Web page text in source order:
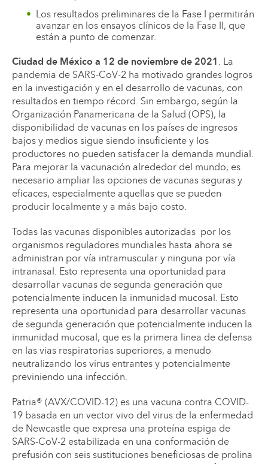
Los resultados preliminares de la Fase I permitirán
avanzar en los ensayos clínicos de la Fase II, que
están a punto de comenzar.
Ciudad de México a 12 de noviembre de 2021 . La
pandemia de SARS-CoV-2 ha motivado grandes logros
en la investigación y en el desarrollo de vacunas, con
resultados en tiempo récord. Sin embargo, según la
Organización Panamericana de la Salud (OPS), la
disponibilidad de vacunas en los países de ingresos
bajos y medios sigue siendo insuficiente y los
productores no pueden satisfacer la demanda mundial.
Para mejorar la vacunación alrededor del mundo, es
necesario ampliar las opciones de vacunas seguras y
eficaces, especialmente aquellas que se pueden
producir localmente y a más bajo costo.
Todas las vacunas disponibles autorizadas por los
organismos reguladores mundiales hasta ahora se
administran por vía intramuscular y ninguna por vía
intranasal. Esto representa una oportunidad para
desarrollar vacunas de segunda generación que
potencialmente inducen la inmunidad mucosal. Esto
representa una oportunidad para desarrollar vacunas
de segunda generación que potencialmente inducen la
inmunidad mucosal, que es la primera linea de defensa
en las vias respiratorias superiores, a menudo
neutralizando los virus entrantes y potencialmente
previniendo una infección.
Patria® (AVX/COVID-12) es una vacuna contra COVID-
19 basada en un vector vivo del virus de la enfermedad
de Newcastle que expresa una proteína espiga de
SARS-CoV-2 estabilizada en una conformación de
prefusión con seis sustituciones beneficiosas de prolina